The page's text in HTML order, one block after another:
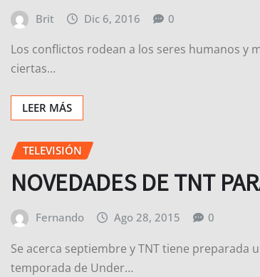
Brit Dic 6, 2016 0
Los conflictos rodean a los seres humanos y
ciertas…
LEER MÁS
TELEVISIÓN
NOVEDADES DE TNT
Fernando Ago 28, 2015 0
Se acerca septiembre y TNT tiene preparada
temporada de Under…